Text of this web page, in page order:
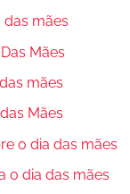
das mães
Mães
mães
Mães
o dia das mães
o dia das mães